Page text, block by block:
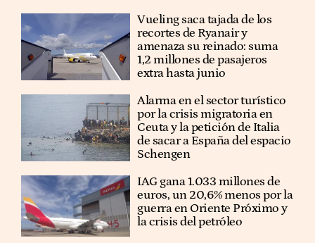
Vueling saca tajada de los
recortes de Ryanair y
amenaza su reinado: suma
1,2 millones de pasajeros
extra hasta junio
Alarma en el sector turístico
por la crisis migratoria en
Ceuta y la petición de Italia
de sacar a España del espacio
Schengen
IAG gana 1.033 millones de
euros, un 20,6% menos por la
guerra en Oriente Próximo y
la crisis del petróleo